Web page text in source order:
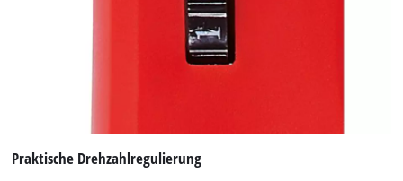
Praktische Drehzahlregulierung